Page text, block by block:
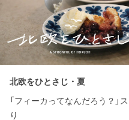
北欧をひとさじ・夏
「フィーカってなんだろう？」
り